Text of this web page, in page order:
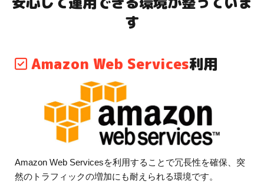
す
Amazon Web Services利用
Amazon Web Servicesを利用することで冗長性を確保、突
然のトラフィックの増加にも耐えられる環境です。